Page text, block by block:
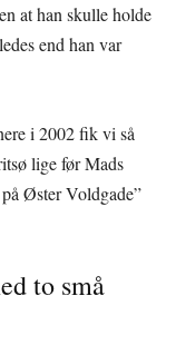
at han skulle holde
end han var
i 2002 fik vi så
lige før Mads
Øster Voldgade”
to små